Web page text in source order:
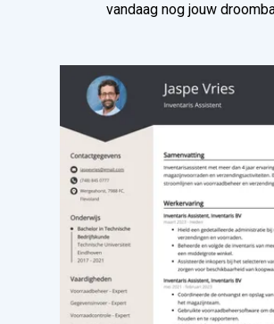
vandaag nog jouw